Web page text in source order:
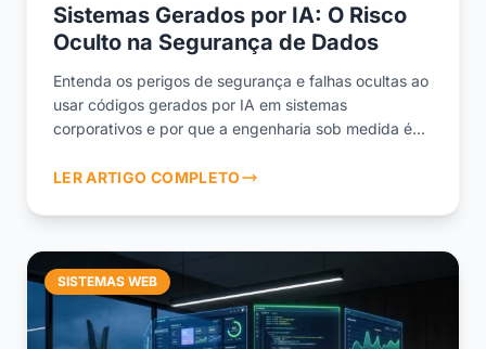
Sistemas Gerados por IA: O Risco
Oculto na Segurança de Dados
Entenda os perigos de segurança e falhas ocultas ao
usar códigos gerados por IA em sistemas
corporativos e por que a engenharia sob medida é
LER ARTIGO COMPLETO
SISTEMAS WEB